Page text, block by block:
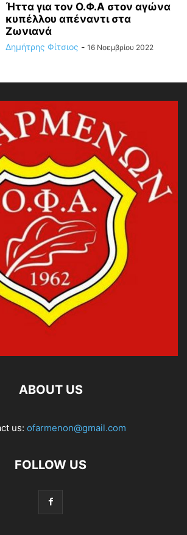
Ήττα για τον Ο.Φ.Α στον αγώνα
κυπέλλου απέναντι στα
Ζωνιανά
Δημήτρης Φίτσιος - 16 Νοεμβρίου 2022
ABOUT US
us: ofarmenon@gmail.com
FOLLOW US